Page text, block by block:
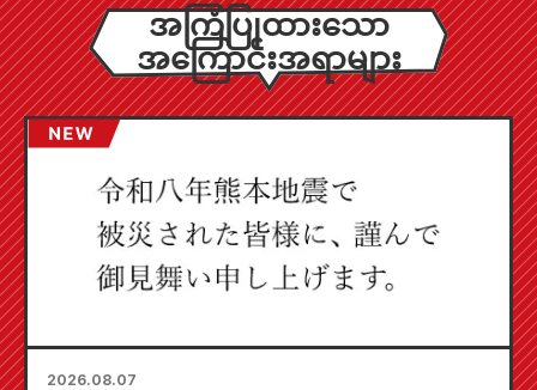
အကြံပြုထားသော
အကြောင်းအရာများ
2026.08.07